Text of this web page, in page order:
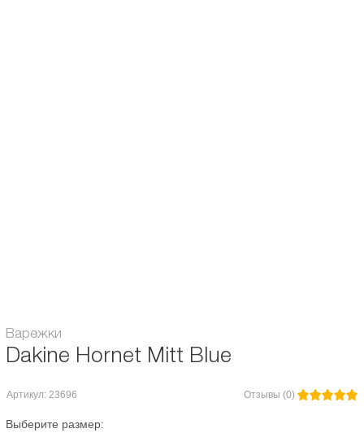
Варежки
Dakine Hornet Mitt Blue
Артикул: 23696 Отзывы (0)
Выберите размер: